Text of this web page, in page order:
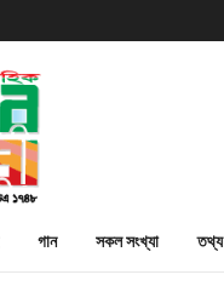
গান সকল সংখ্যা তথ্য